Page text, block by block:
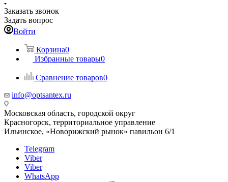
Заказать звонок
Задать вопрос
Войти
Корзина0
Избранные товары0
Сравнение товаров0
info@optsantex.ru
Московская область, городской округ
Красногорск, территориальное управление
Ильинское, «Новорижский рынок» павильон 6/1
Telegram
Viber
Viber
WhatsApp